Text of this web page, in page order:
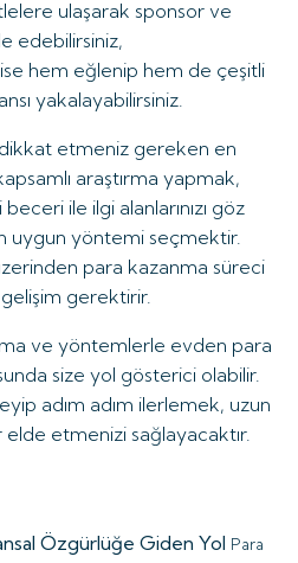
ulaşarak sponsor ve
edebilirsiniz,
ise hem eğlenip hem de çeşitli
yakalayabilirsiniz.
etmeniz gereken en
araştırma yapmak,
ile ilgi alanlarınızı göz
uygun yöntemi seçmektir.
para kazanma süreci
gelişim gerektirir.
ve yöntemlerle evden para
size yol gösterici olabilir.
adım adım ilerlemek, uzun
elde etmenizi sağlayacaktır.
Özgürlüğe Giden Yol Para